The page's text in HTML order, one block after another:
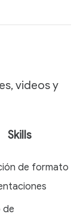
videos y
Skills
de formato
de